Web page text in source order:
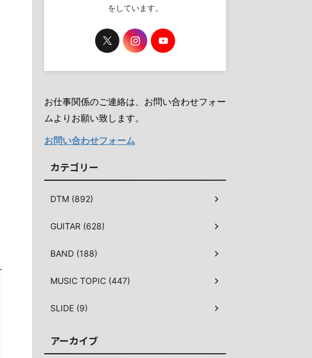
をしています。
お仕事関係のご連絡は、お問い合わせフォー
ムよりお願い致します。
お問い合わせフォーム
カテゴリー
DTM (892)
GUITAR (628)
BAND (188)
MUSIC TOPIC (447)
SLIDE (9)
アーカイブ